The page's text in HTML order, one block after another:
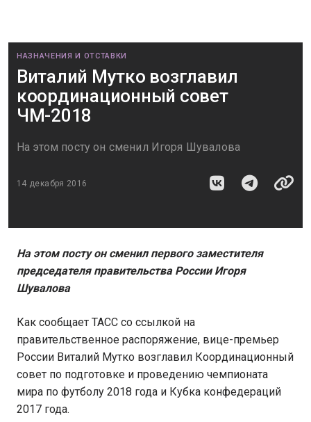
НАЗНАЧЕНИЯ И ОТСТАВКИ
Виталий Мутко возглавил
координационный совет
ЧМ-2018
На этом посту он сменил Игоря Шувалова
14 декабря 2016
На этом посту он сменил первого заместителя
председателя правительства России Игоря
Шувалова
Как сообщает ТАСС со ссылкой на
правительственное распоряжение, вице-премьер
России Виталий Мутко возглавил Координационный
совет по подготовке и проведению чемпионата
мира по футболу 2018 года и Кубка конфедераций
2017 года.